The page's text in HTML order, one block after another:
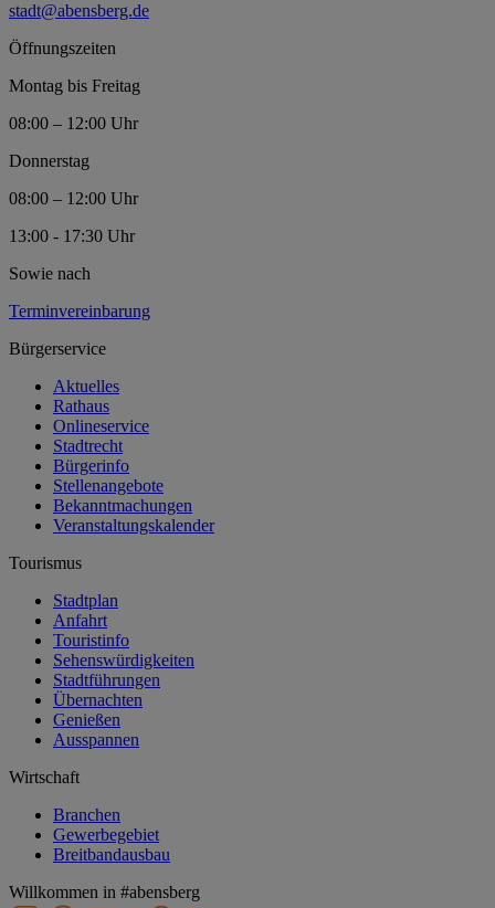
stadt@abensberg.de
Öffnungszeiten
Montag bis Freitag
08:00 – 12:00 Uhr
Donnerstag
08:00 – 12:00 Uhr
13:00 - 17:30 Uhr
Sowie nach
Terminvereinbarung
Bürgerservice
Aktuelles
Rathaus
Onlineservice
Stadtrecht
Bürgerinfo
Stellenangebote
Bekanntmachungen
Veranstaltungskalender
Tourismus
Stadtplan
Anfahrt
Touristinfo
Sehenswürdigkeiten
Stadtführungen
Übernachten
Genießen
Ausspannen
Wirtschaft
Branchen
Gewerbegebiet
Breitbandausbau
Willkommen in #abensberg